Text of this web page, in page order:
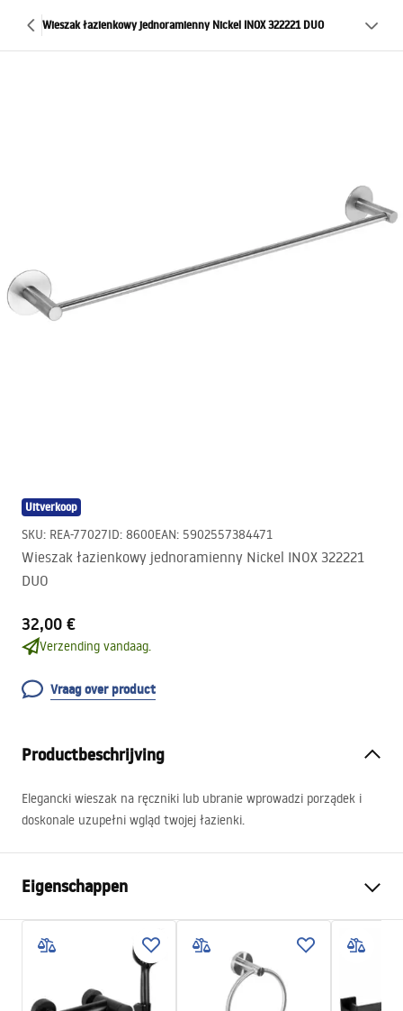
Wieszak łazienkowy jednoramienny Nickel INOX 322221 DUO
Uitverkoop
SKU: REA-77027ID: 8600EAN: 5902557384471
Wieszak łazienkowy jednoramienny Nickel INOX 322221
DUO
32,00 €
Verzending vandaag.
Vraag over product
Productbeschrijving
Elegancki wieszak na ręczniki lub ubranie wprowadzi porządek i
doskonale uzupełni wgląd twojej łazienki.
Eigenschappen
Metaal
Montagewijze
Zelfklevend